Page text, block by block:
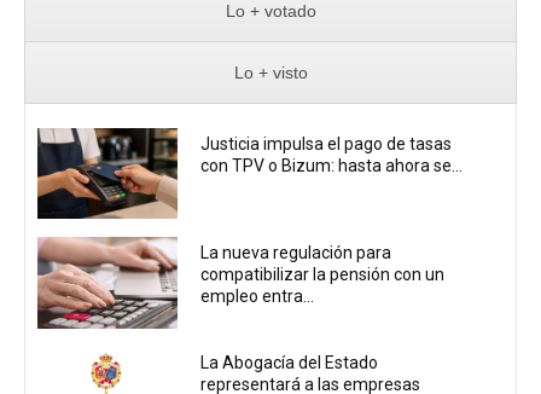
Lo + votado
Lo + visto
Justicia impulsa el pago de tasas
con TPV o Bizum: hasta ahora se...
La nueva regulación para
compatibilizar la pensión con un
empleo entra...
La Abogacía del Estado
representará a las empresas